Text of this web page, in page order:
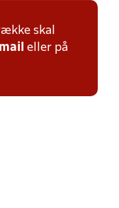
skal
mail eller på